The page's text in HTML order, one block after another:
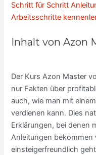
Schritt für Schritt
Arbeitsschritte
Inhalt von Azon
Der Kurs Azon Master
nur Fakten über
auch, wie man mit
verdienen kann. Dies
Erklärungen, bei denen
Anleitungen bekommen
einsteigerfreundlich